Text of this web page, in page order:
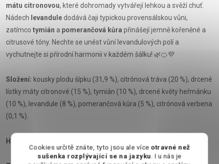
Cookies určitě znáte, tyto jsou ale více otravné než
sušenka rozplývající se na jazyku. I u nás je
mátu citronovou, které dohromady vytvářejí lehkou a svěží chuť.
Nádech levanduledodává čaji typickou provensálskou vůni,
zatímco tymián a pomerančová kůra přinášejí jemně kořeněné a
citrusové tóny. Nechte se unést vůní levandulových polí a
vychutnejte si přírodní harmonii v každém šálku! 🌿🍊💜
Složení: kousky plodu šípku (31,9 %), citrónová tráva (20 %), drcené
lístky máty citronové (15 %), tymián (10 %), drcené květy heřmánku
(10 %), levandule (8 %), pomerančová kůra (5 %), citrónová verbena
(0,1 %).
Hmotnost